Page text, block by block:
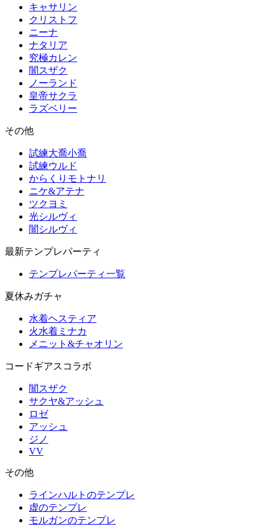
キャサリン
クリストフ
ニーナ
ナタリア
究極カレン
闇スザク
ノーランド
皇帝サクラ
ラズベリー
その他
試練大喬小喬
試練ウルド
からくりモトナリ
ニケ&アテナ
ツクヨミ
光シルヴィ
闇シルヴィ
最新テンプレパーティ
テンプレパーティ一覧
夏休みガチャ
水着ヘスティア
火水着ミナカ
メニット&チャオリン
コードギアスコラボ
闇スザク
サクヤ&アッシュ
ロゼ
アッシュ
ジノ
VV
その他
ラインハルトのテンプレ
虚のテンプレ
モルガンのテンプレ